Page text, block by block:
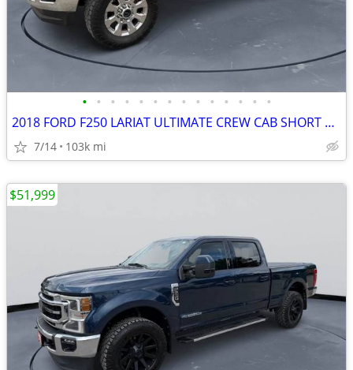
• • • • • • • • • • • • • •
2018 FORD F250 LARIAT ULTIMATE CREW CAB SHORT BOX 6.7 #518130
7/14 103k mi
$51,999